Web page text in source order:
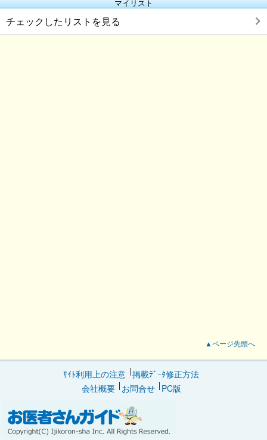
マイリスト
チェックしたリストを見る
▲ページ先頭へ
ｻｲﾄ利用上の注意 掲載ﾃﾞｰﾀ修正方法
会社概要
お問合せ PC版